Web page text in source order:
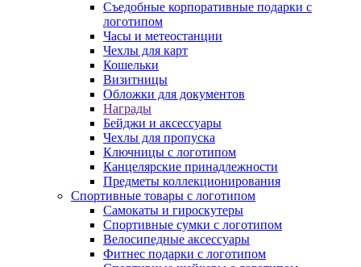
Съедобные корпоративные подарки с
логотипом
Часы и метеостанции
Чехлы для карт
Кошельки
Визитницы
Обложки для документов
Награды
Бейджи и аксессуары
Чехлы для пропуска
Ключницы с логотипом
Канцелярские принадлежности
Предметы коллекционирования
Спортивные товары с логотипом
Самокаты и гироскутеры
Спортивные сумки с логотипом
Велосипедные аксессуары
Фитнес подарки с логотипом